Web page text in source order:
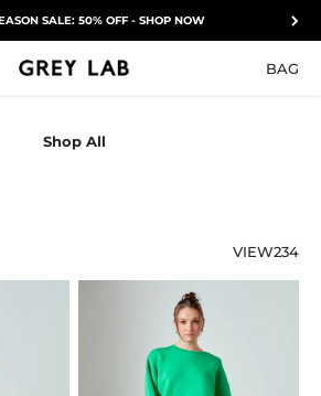
SALE: 50% OFF - SHOP NOW
ricerca
Grey Lab BAG
VIEW234